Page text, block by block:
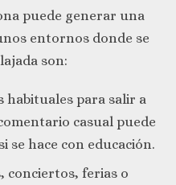
puede generar una
entornos donde se
son:
habituales para salir a
casual puede
se hace con educación.
conciertos, ferias o